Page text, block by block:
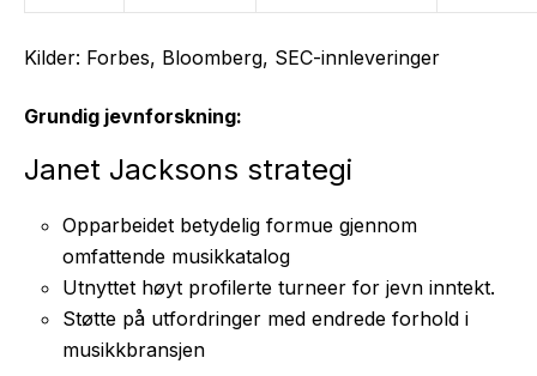
Kilder: Forbes, Bloomberg, SEC-innleveringer
Grundig jevnforskning:
Janet Jacksons strategi
Opparbeidet betydelig formue gjennom
omfattende musikkatalog
Utnyttet høyt profilerte turneer for jevn inntekt.
Støtte på utfordringer med endrede forhold i
musikkbransjen